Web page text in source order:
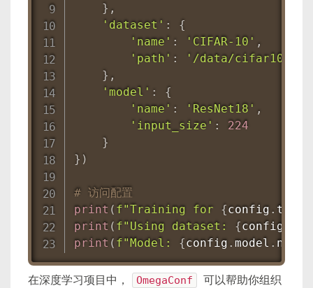
} ,
'dataset' :
{
'name' : 'CIFAR-10' ,
'path' :
'/data/cifar10'
} ,
'model' :
{
'name' : 'ResNet18' ,
'input_size' :
224
}
} )
# 访问配置
print ( f"Training for {config .
print ( f"Using dataset: {config
print ( f"Model: {config . model . name
在深度学习项目中， OmegaConf
可以帮助你组织